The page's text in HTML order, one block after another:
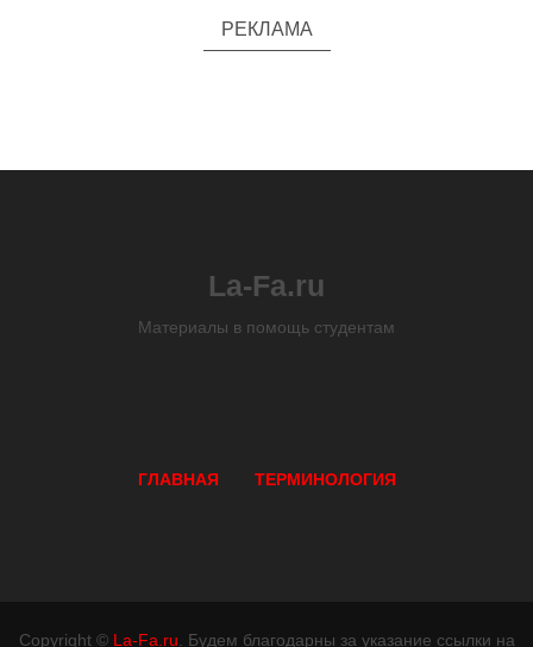
РЕКЛАМА
La-Fa.ru
Материалы в помощь студентам
ГЛАВНАЯ ТЕРМИНОЛОГИЯ
Copyright © La-Fa.ru . Будем благодарны за указание ссылки на